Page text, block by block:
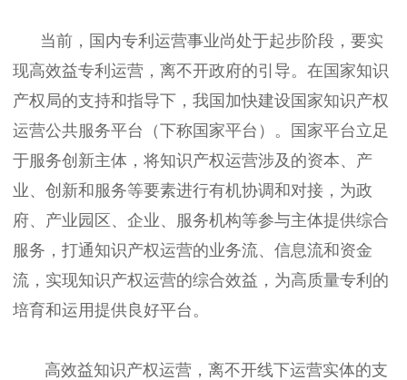
当前，国内专利运营事业尚处于起步阶段，要实
现高效益专利运营，离不开政府的引导。在国家知识
产权局的支持和指导下，我国加快建设国家知识产权
运营公共服务平台（下称国家平台）。国家平台立足
于服务创新主体，将知识产权运营涉及的资本、产
业、创新和服务等要素进行有机协调和对接，为政
府、产业园区、企业、服务机构等参与主体提供综合
服务，打通知识产权运营的业务流、信息流和资金
流，实现知识产权运营的综合效益，为高质量专利的
培育和运用提供良好平台。
高效益知识产权运营，离不开线下运营实体的支